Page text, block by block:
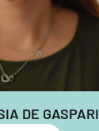
DE GASPARI